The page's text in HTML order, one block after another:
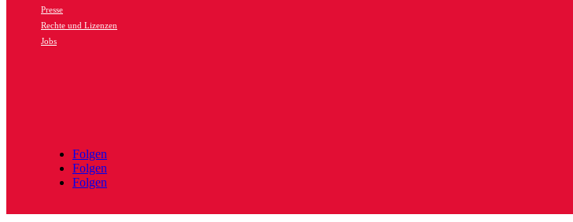
Presse
Rechte und Lizenzen
Jobs
Folgen
Folgen
Folgen